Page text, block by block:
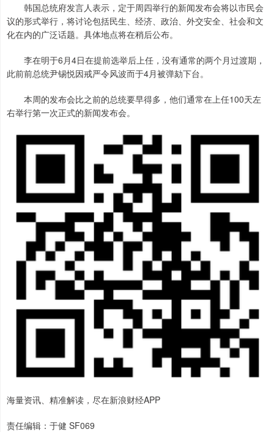
韩国总统府发言人表示，定于周四举行的新闻发布会将以市民会
议的形式举行，将讨论包括民生、经济、政治、外交安全、社会和文
化在内的广泛话题。具体地点将在稍后公布。
李在明于6月4日在提前选举后上任，没有通常的两个月过渡期，
此前前总统尹锡悦因戒严令风波而于4月被弹劾下台。
本周的发布会比之前的总统要早得多，他们通常在上任100天左
右举行第一次正式的新闻发布会。
海量资讯、精准解读，尽在新浪财经APP
责任编辑：于健 SF069